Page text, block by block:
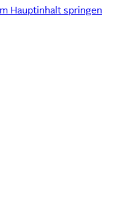
Hauptinhalt springen